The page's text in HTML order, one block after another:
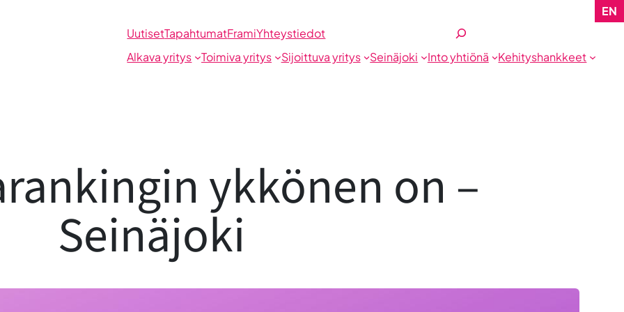
UutisetTapahtumatFramiYhteystiedot
Etsi
Alkava yritys
Toimiva yritys Sijoittuva yritys Seinäjoki Into yhtiönä Kehityshankkeet
EN
ykkönen on –
Seinäjoki